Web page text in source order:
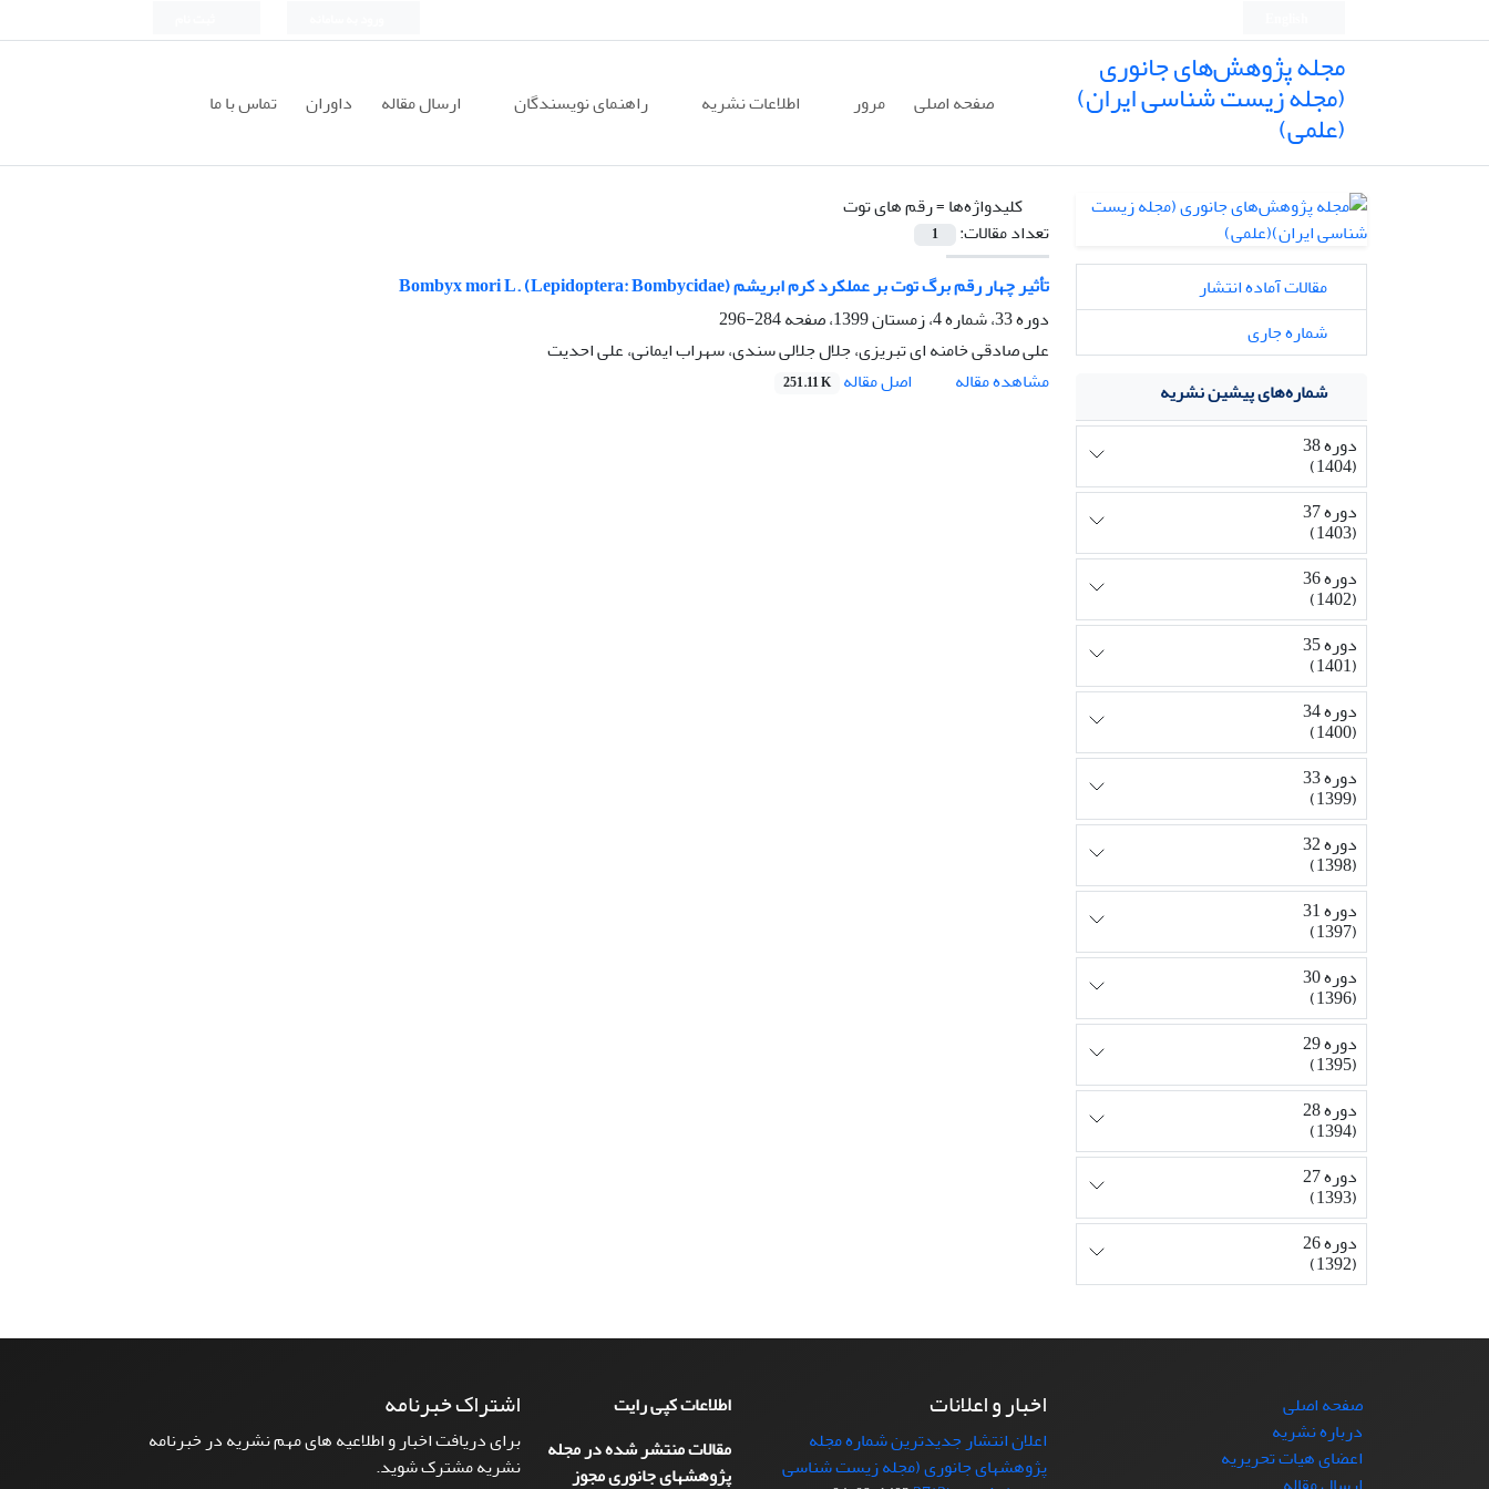
مجله پژوهش‌های جانوری
(مجله زیست شناسی ایران)
(علمی) صفحه اصلی مرور اطلاعات نشریه راهنمای نویسندگان ارسال مقاله داوران تماس با ما
کلیدواژه‌ها =رقم های توت
تعداد مقالات:
1
تأثیر چهار رقم برگ توت بر عملکرد کرم ابریشم Bombyx mori L. (Lepidoptera: Bombycidae)
دوره 33، شماره 4، زمستان 1399، صفحه
284-296
علی صادقی خامنه ای تبریزی، جلال جلالی سندی، سهراب ایمانی، علی احدیت
مشاهده مقاله
اصل مقاله 251.11 K
مقالات آماده انتشار
شماره جاری
شماره‌های پیشین نشریه
دوره 38
(1404)
دوره 37
(1403)
دوره 36
(1402)
دوره 35
(1401)
دوره 34
(1400)
دوره 33
(1399)
دوره 32
(1398)
دوره 31
(1397)
دوره 30
(1396)
دوره 29
(1395)
دوره 28
(1394)
دوره 27
(1393)
دوره 26
(1392)
صفحه اصلی
درباره نشریه
اعضای هیات تحریریه
اخبار و اعلانات
اعلان انتشار جدیدترین شماره مجله
پژوهشهای جانوری (مجله زیست شناسی
اطلاعات کپی رایت
مقالات منتشر شده در مجله
پژوهشهای جانوری مجوز
اشتراک خبرنامه
برای دریافت اخبار و اطلاعیه های مهم نشریه در خبرنامه
نشریه مشترک شوید.